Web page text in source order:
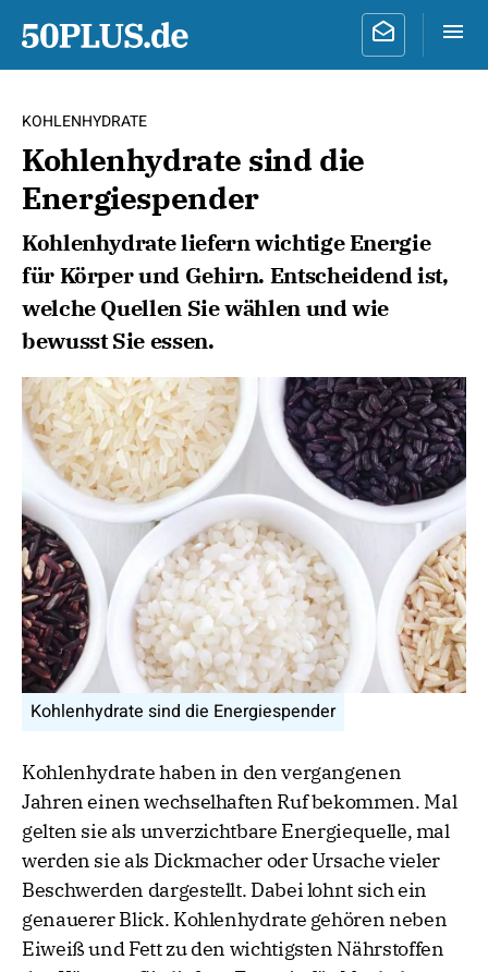
KOHLENHYDRATE
Kohlenhydrate sind die
Energiespender
Kohlenhydrate liefern wichtige Energie
für Körper und Gehirn. Entscheidend ist,
welche Quellen Sie wählen und wie
bewusst Sie essen.
Kohlenhydrate sind die Energiespender
Kohlenhydrate haben in den vergangenen
Jahren einen wechselhaften Ruf bekommen. Mal
gelten sie als unverzichtbare Energiequelle, mal
werden sie als Dickmacher oder Ursache vieler
Beschwerden dargestellt. Dabei lohnt sich ein
genauerer Blick. Kohlenhydrate gehören neben
Eiweiß und Fett zu den wichtigsten Nährstoffen